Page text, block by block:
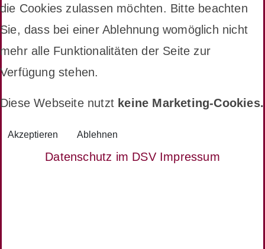
die Cookies zulassen möchten. Bitte beachten
Sie, dass bei einer Ablehnung womöglich nicht
mehr alle Funktionalitäten der Seite zur
Verfügung stehen.
Diese Webseite nutzt keine Marketing-Cookies.
Akzeptieren Ablehnen
Datenschutz im DSV Impressum